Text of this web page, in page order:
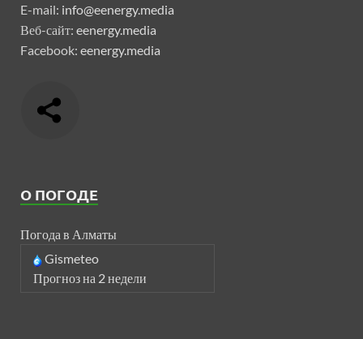
E-mail: info@eenergy.media
Веб-сайт: eenergy.media
Facebook: eenergy.media
О ПОГОДЕ
Погода в Алматы
Gismeteo
Прогноз на 2 недели